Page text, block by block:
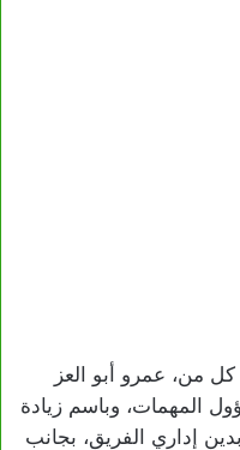
من، عمرو أبو العز
المهمات، وباسم زيادة
إداري الفريق، بجانب